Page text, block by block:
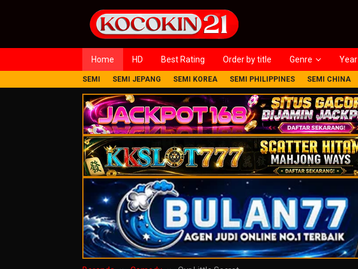
Home HD Best Rating Order by title Genre Year
SEMI SEMI JEPANG SEMI KOREA SEMI PHILIPPINES SEMI CHINA